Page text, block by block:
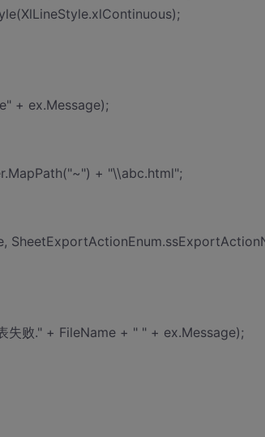
+ ex.Message);
+ "\\abc.html";
失败." + FileName + " " + ex.Message);